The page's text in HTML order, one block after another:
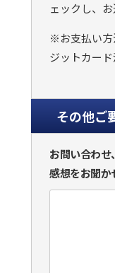
ェックし、
※お支払い方
ジットカード
その他ご
お問い合わせ
感想をお聞か